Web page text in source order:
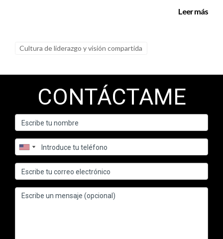
Leer más
Cultura de liderazgo y visión compartida
CONTÁCTAME